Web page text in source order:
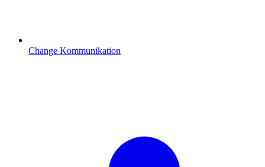
Change Kommunikation